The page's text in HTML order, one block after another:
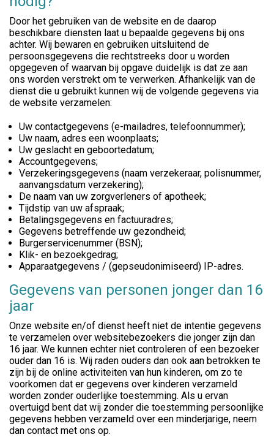
Door het gebruiken van de website en de daarop
beschikbare diensten laat u bepaalde gegevens bij ons
achter. Wij bewaren en gebruiken uitsluitend de
persoonsgegevens die rechtstreeks door u worden
opgegeven of waarvan bij opgave duidelijk is dat ze aan
ons worden verstrekt om te verwerken. Afhankelijk van de
dienst die u gebruikt kunnen wij de volgende gegevens via
de website verzamelen:
Uw contactgegevens (e-mailadres, telefoonnummer);
Uw naam, adres een woonplaats;
Uw geslacht en geboortedatum;
Accountgegevens;
Verzekeringsgegevens (naam verzekeraar, polisnummer,
aanvangsdatum verzekering);
De naam van uw zorgverleners of apotheek;
Tijdstip van uw afspraak;
Betalingsgegevens en factuuradres;
Gegevens betreffende uw gezondheid;
Burgerservicenummer (BSN);
Klik- en bezoekgedrag;
Apparaatgegevens / (gepseudonimiseerd) IP-adres.
Gegevens van personen jonger dan 16
jaar
Onze website en/of dienst heeft niet de intentie gegevens
te verzamelen over websitebezoekers die jonger zijn dan
16 jaar. We kunnen echter niet controleren of een bezoeker
ouder dan 16 is. Wij raden ouders dan ook aan betrokken te
zijn bij de online activiteiten van hun kinderen, om zo te
voorkomen dat er gegevens over kinderen verzameld
worden zonder ouderlijke toestemming. Als u ervan
overtuigd bent dat wij zonder die toestemming persoonlijke
gegevens hebben verzameld over een minderjarige, neem
dan contact met ons op.